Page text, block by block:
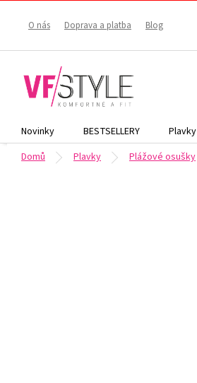
O nás Doprava a platba Blog
Novinky BESTSELLERY Plavky
Domů
Plavky Plážové osušky